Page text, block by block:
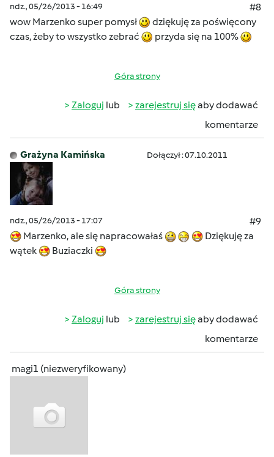
ndz., 05/26/2013 - 16:49
#8
wow Marzenko super pomysł
dziękuję za poświęcony
czas, żeby to wszystko zebrać
przyda się na 100%
Góra strony
Zaloguj lub zarejestruj sięaby dodawać
komentarze
Grażyna Kamińska Dołączył : 07.10.2011
ndz., 05/26/2013 - 17:07
#9
Marzenko, ale się napracowałaś
Dziękuję za
wątek
Buziaczki
Góra strony
Zaloguj lub zarejestruj sięaby dodawać
komentarze
magi1 (niezweryfikowany)